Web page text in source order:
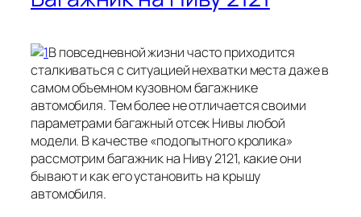
В повседневной жизни часто приходится
сталкиваться с ситуацией нехватки места даже в
самом объемном кузовном багажнике
автомобиля. Тем более не отличается своими
параметрами багажный отсек Нивы любой
модели. В качестве «подопытного кролика»
рассмотрим багажник на Ниву 2121, какие они
бывают и как его установить на крышу
автомобиля.